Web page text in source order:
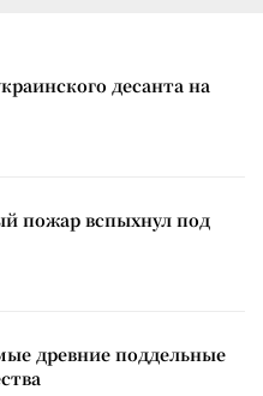
десанта на
пожар вспыхнул под
древние поддельные